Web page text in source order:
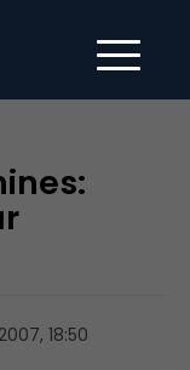
18:50